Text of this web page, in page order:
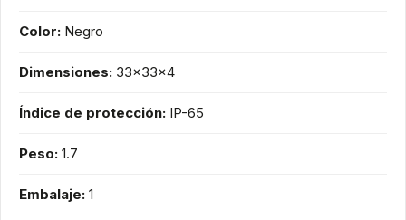
Color: Negro
Dimensiones: 33x33x4
Índice de protección: IP-65
Peso: 1.7
Embalaje: 1